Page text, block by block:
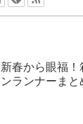
新春から眼福！
ンランナーまと